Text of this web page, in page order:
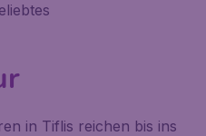
in Tiflis reichen bis ins